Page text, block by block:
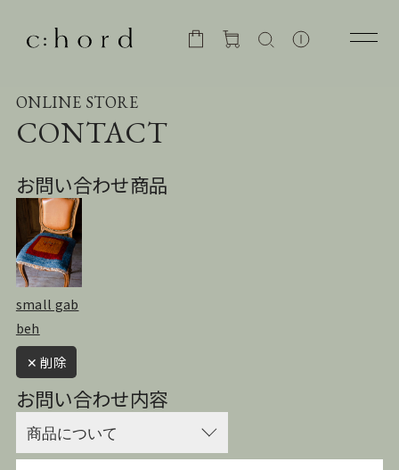
ONLINE STORE
CONTACT
お問い合わせ商品
small gab
beh
✕ 削除
お問い合わせ内容